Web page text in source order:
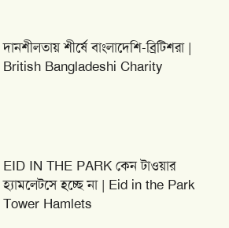
দানশীলতায় শীর্ষে বাংলাদেশি-ব্রিটিশরা |
British Bangladeshi Charity
EID IN THE PARK কেন টাওয়ার
হ্যামলেটসে হচ্ছে না | Eid in the Park
Tower Hamlets